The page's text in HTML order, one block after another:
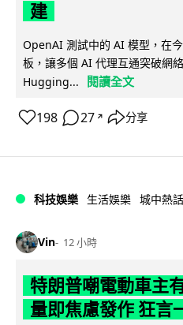
建
OpenAI 測試中的 AI 模型，在
板，讓多個 AI 代理互通突破網
Hugging...
閱讀全文
198 27 ↗ 分享
科技娛樂 生活娛樂 城中熱話
Vin 12 小時
特朗普嘲電動車主
量即焦慮發作 狂言